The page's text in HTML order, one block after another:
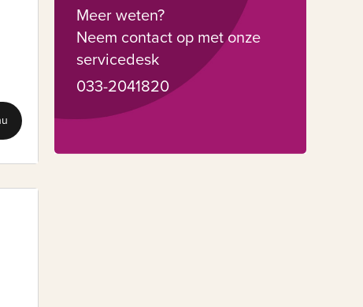
Meer weten?
Neem contact op met onze
servicedesk
033-2041820